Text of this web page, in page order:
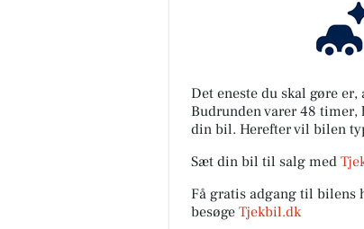
Det eneste du skal gøre
Budrunden varer 48
din bil. Herefter vil bilen
Sæt din bil til salg med
Få gratis adgang til bilens
besøge Tjekbil.dk